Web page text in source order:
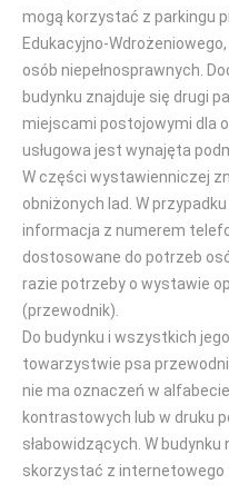
mogą korzystać z parkingu
Edukacyjno-
osób niepełnosprawnych.
budynku znajduje się drugi
miejscami postojowymi dla
usługowa jest wynajęta
W części wystawienniczej
obniżonych lad. W
informacja z numerem
dostosowane do potrzeb
razie potrzeby o wystawie
(przewodnik).
Do budynku i wszystkich
towarzystwie psa
nie ma oznaczeń w
kontrastowych lub w druku
słabowidzących. W
skorzystać z internetowego